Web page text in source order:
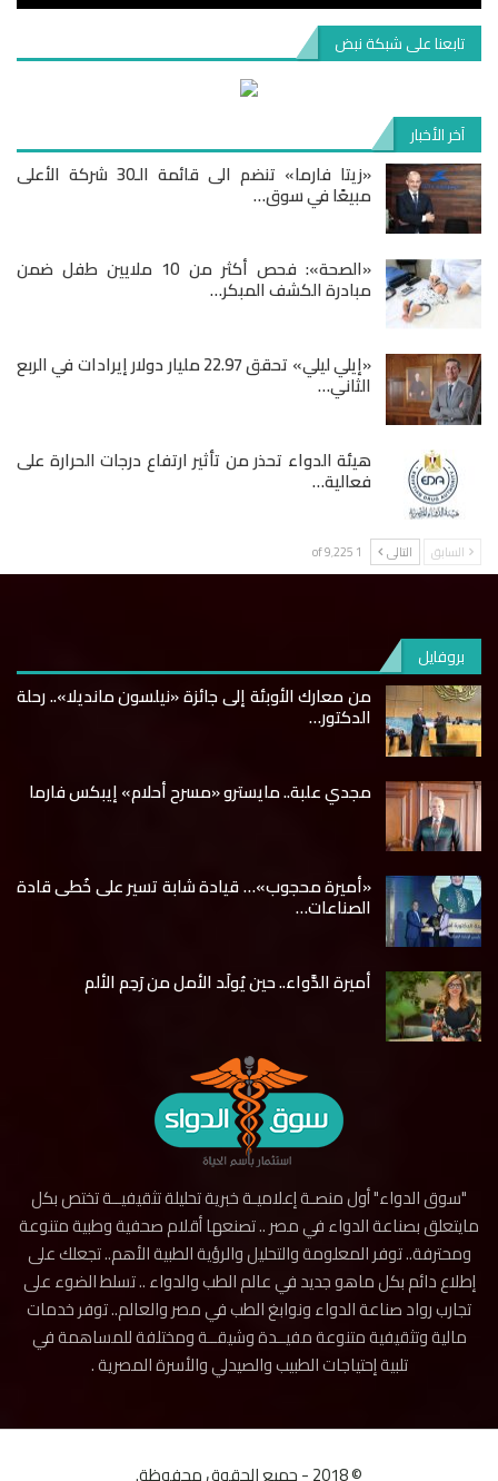
تابعنا على شبكة نبض
آخر الأخبار
«زيتا فارما» تنضم الى قائمة الـ30 شركة الأعلى
مبيعًا في سوق…
«الصحة»: فحص أكثر من 10 ملايين طفل ضمن
مبادرة الكشف المبكر…
«إيلي ليلي» تحقق 22.97 مليار دولار إيرادات في الربع
الثاني…
هيئة الدواء تحذر من تأثير ارتفاع درجات الحرارة على
فعالية…
السابق التالى 1 of 9٬225
بروفايل
من معارك الأوبئة إلى جائزة «نيلسون مانديلا».. رحلة
الدكتور…
مجدي علبة.. مايسترو «مسرح أحلام» إيبكس فارما
«أميرة محجوب»… قيادة شابة تسير على خُطى قادة
الصناعات…
أميرة الدَّواء.. حين يُولَد الأمل من رَحِم الألم
"سوق الدواء" أول منصـة إعلاميـة خبرية تحليلة تثقيفيــة تختص بكل
مايتعلق بصناعة الدواء في مصر .. تصنعها أقلام صحفية وطبية متنوعة
ومحترفة.. توفر المعلومة والتحليل والرؤية الطبية الأهم.. تجعلك على
إطلاع دائم بكل ماهو جديد في عالم الطب والدواء .. تسلط الضوء على
تجارب رواد صناعة الدواء ونوابغ الطب في مصر والعالم.. توفر خدمات
مالية وتثقيفية متنوعة مفيــدة وشيقــة ومختلفة للمساهمة في
تلبية إحتياجات الطبيب والصيدلي والأسرة المصرية .